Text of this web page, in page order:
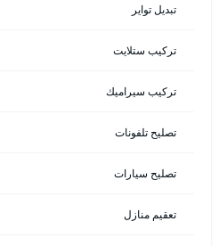
تبديل تواير
تركيب ستلايت
تركيب سيراميك
تصليح تلفونات
تصليح سيارات
تعقيم منازل